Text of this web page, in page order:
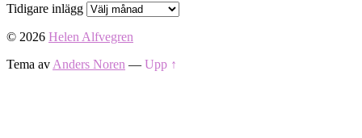
Tidigare inlägg
© 2026 Helen Alfvegren
Tema av Anders Noren — Upp ↑